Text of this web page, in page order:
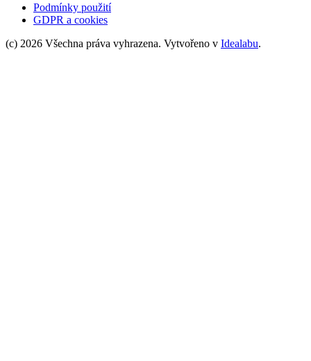
Podmínky použití
GDPR a cookies
(c) 2026 Všechna práva vyhrazena. Vytvořeno v Idealabu.